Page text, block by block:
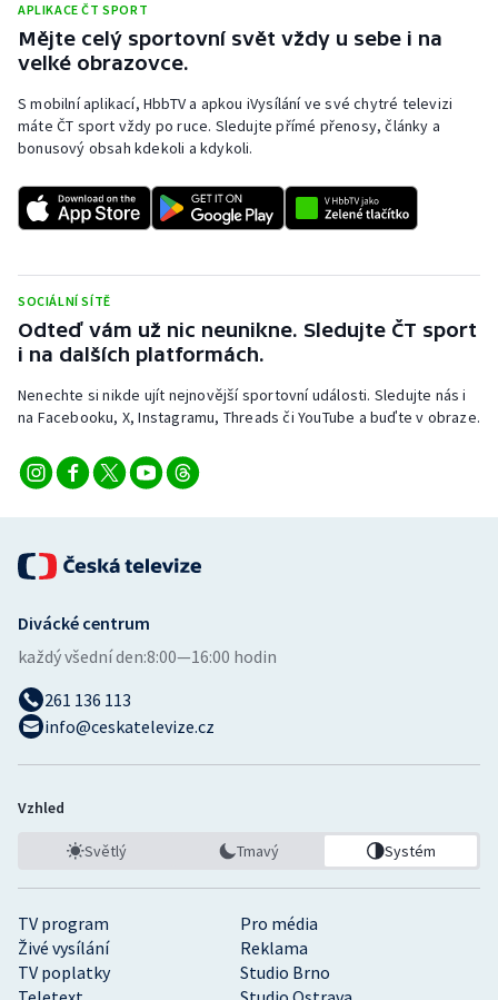
APLIKACE ČT SPORT
Mějte celý sportovní svět vždy u sebe i na
velké obrazovce.
S mobilní aplikací, HbbTV a apkou iVysílání ve své chytré televizi
máte ČT sport vždy po ruce. Sledujte přímé přenosy, články a
bonusový obsah kdekoli a kdykoli.
SOCIÁLNÍ SÍTĚ
Odteď vám už nic neunikne. Sledujte ČT sport
i na dalších platformách.
Nenechte si nikde ujít nejnovější sportovní události. Sledujte nás i
na Facebooku, X, Instagramu, Threads či YouTube a buďte v obraze.
TV program
Pro média
Živé vysílání
Reklama
TV poplatky
Studio Brno
Divácké centrum
každý všední den:8:00—16:00 hodin
261 136 113
info@ceskatelevize.cz
Vzhled
Světlý Tmavý Systém